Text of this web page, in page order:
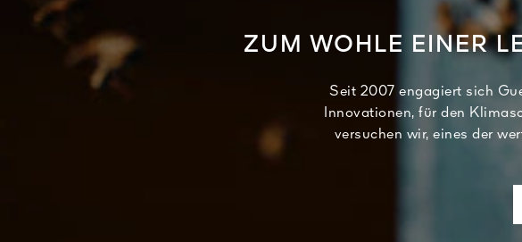
ZUM WOHLE EINER
Seit 2007 engagiert sich
Innovationen, für den
versuchen wir, eines der